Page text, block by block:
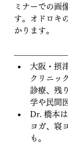
ミナーでの画
す。オドロキ
かります。
大阪・摂
クリニッ
診療、残
学や民間
Dr. 橋本
ヨガ、寝
も。